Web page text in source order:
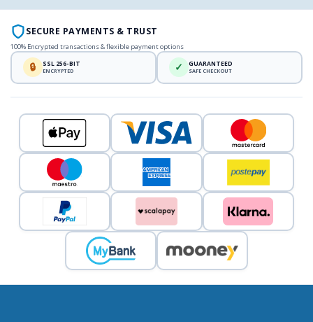
SECURE PAYMENTS & TRUST
100% Encrypted transactions & flexible payment options
🔒 SSL 256-BIT
ENCRYPTED ✓ GUARANTEED
SAFE CHECKOUT